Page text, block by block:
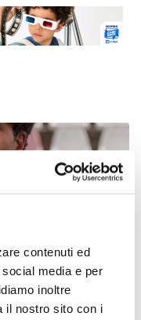
contenuti ed
media e per
inoltre
il nostro sito con i